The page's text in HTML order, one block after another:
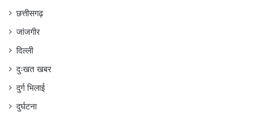
छत्तीसगढ़
जांजगीर
दिल्ली
दुःखत खबर
दुर्ग भिलाई
दुर्घटना